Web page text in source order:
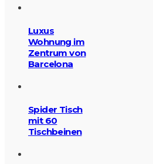
Luxus
Wohnung im
Zentrum von
Barcelona
Spider Tisch
mit 60
Tischbeinen